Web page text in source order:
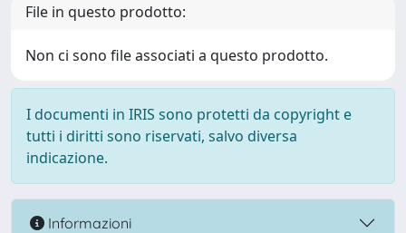
File in questo prodotto:
Non ci sono file associati a questo prodotto.
I documenti in IRIS sono protetti da copyright e
tutti i diritti sono riservati, salvo diversa
indicazione.
Informazioni